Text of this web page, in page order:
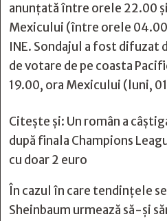
anunţată între orele 22.00
Mexicului (între orele
INE. Sondajul a fost difuzat
de votare de pe coasta
19.00, ora Mexicului (luni,
Citește și: Un român a
după finala Champions
cu doar 2 euro
În cazul în care tendințele
Sheinbaum urmează să-și